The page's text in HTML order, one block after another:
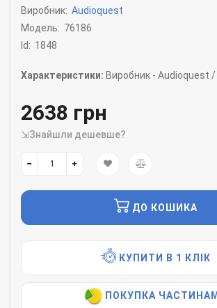
Виробник: Audioquest
Модель: 76186
Id: 1848
Характеристики: Виробник - Audioquest /
2638 грн
⇲Знайшли дешевше?
ДО КОШИКА
КУПИТИ В 1 КЛІК
ПОКУПКА